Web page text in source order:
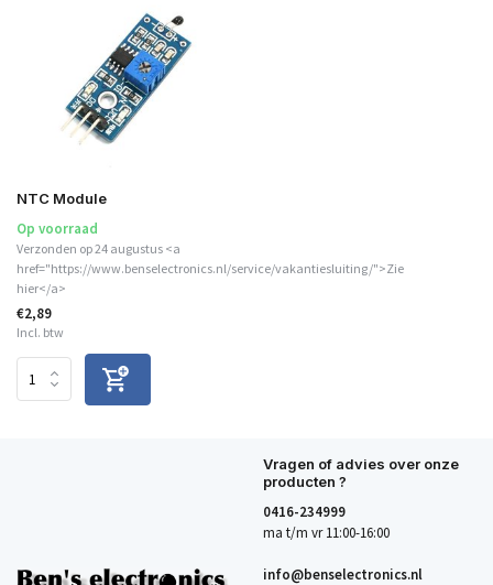
NTC Module
Op voorraad
Verzonden op 24 augustus <a
href="https://www.benselectronics.nl/service/vakantiesluiting/">Zie
hier</a>
€2,89
Incl. btw
Vragen of advies over onze
producten ?
0416-234999
ma t/m vr 11:00-16:00
info@benselectronics.nl